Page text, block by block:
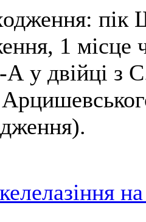
пік
1 місце
А у двійці з